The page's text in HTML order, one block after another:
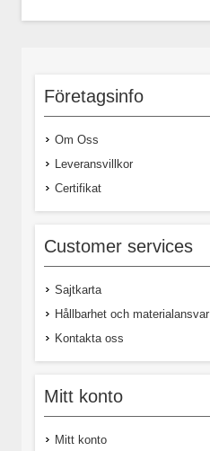
Företagsinfo
Om Oss
Leveransvillkor
Certifikat
Customer services
Sajtkarta
Hållbarhet och materialansvar
Kontakta oss
Mitt konto
Mitt konto